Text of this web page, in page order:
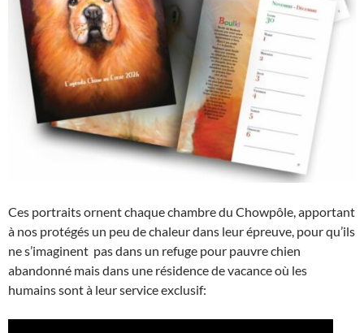
Ces portraits ornent chaque chambre du Chowpôle, apportant
à nos protégés un peu de chaleur dans leur épreuve, pour qu’ils
ne s’imaginent pas dans un refuge pour pauvre chien
abandonné mais dans une résidence de vacance où les
humains sont à leur service exclusif: